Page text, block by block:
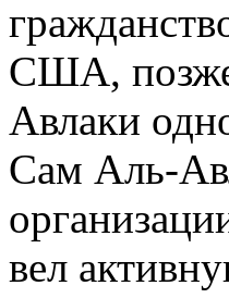
США, позже
Авлаки
Сам Аль-
вел